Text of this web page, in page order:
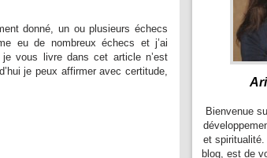
donné, un ou plusieurs échecs
eu de nombreux échecs et j’ai
vous livre dans cet article n’est
je peux affirmer avec certitude,
Bienvenue
et
blog, est de